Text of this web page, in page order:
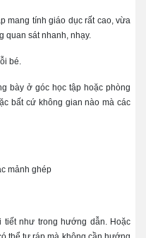
mang tính giáo dục rất cao, vừa
quan sát nhanh, nhạy.
bé.
bày ở góc học tập hoặc phòng
bất cứ không gian nào mà các
mảnh ghép
như trong hướng dẫn. Hoặc